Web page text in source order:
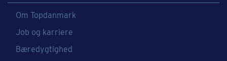
Om Topdanmark
Job og karriere
Bæredygtighed